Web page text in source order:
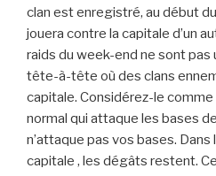
clan est enregistré, au début
jouera contre la capitale d’un
raids du week-end ne sont pas
tête-à-tête où des clans
capitale. Considérez-le
normal qui attaque les bases
n’attaque pas vos bases. Dans
capitale , les dégâts restent.